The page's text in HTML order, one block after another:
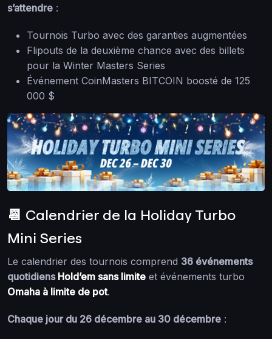
s’attendre :
Tournois Turbo avec des garanties augmentées
Flipouts de la deuxième chance avec des billets
pour la Winter Masters Series
Événement CoinMasters BITCOIN boosté de 125
000 $
📆 Calendrier de la Holiday Turbo
Mini Series
Le calendrier des tournois comprend 36 événements
quotidiens Hold’em sans limite et événements turbo
Omaha à limite de pot.
Chaque jour du 26 décembre au 30 décembre :